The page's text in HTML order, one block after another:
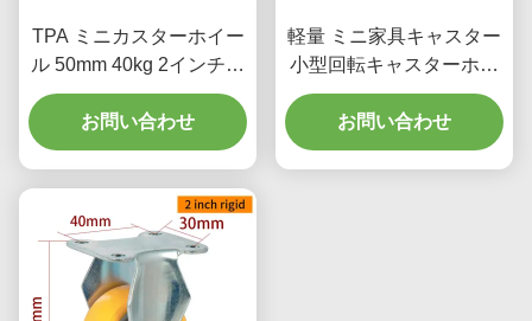
TPA ミニカスターホイー
ル 50mm 40kg 2インチ硬
いカスター 262P-23
お問い合わせ
軽量 ミニ家具キャスター
小型回転キャスターホイ
ール 1.5 インチ 38mm
お問い合わせ